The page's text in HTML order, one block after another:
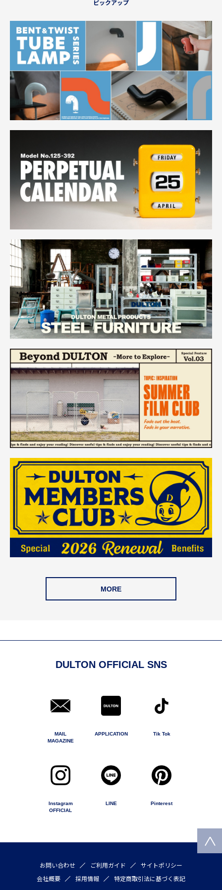
ピックアップ
MORE
DULTON OFFICIAL SNS
MAIL
MAGAZINE
APPLICATION Tik Tok
Instagram
OFFICIAL
LINE Pinterest
お問い合わせ ご利用ガイド
サイトポリシー
会社概要
採用情報 特定商取引法に基づく表記